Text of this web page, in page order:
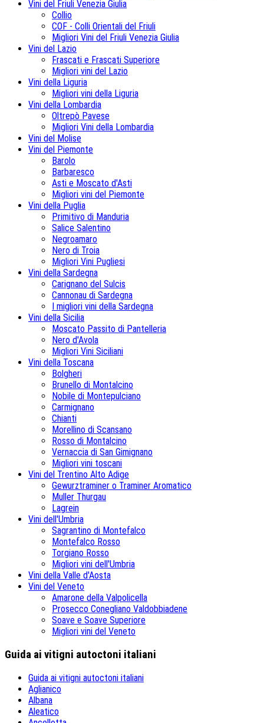
Vini del Friuli Venezia Giulia
Collio
COF - Colli Orientali del Friuli
Migliori Vini del Friuli Venezia Giulia
Vini del Lazio
Frascati e Frascati Superiore
Migliori vini del Lazio
Vini della Liguria
Migliori vini della Liguria
Vini della Lombardia
Oltrepò Pavese
Migliori Vini della Lombardia
Vini del Molise
Vini del Piemonte
Barolo
Barbaresco
Asti e Moscato d'Asti
Migliori vini del Piemonte
Vini della Puglia
Primitivo di Manduria
Salice Salentino
Negroamaro
Nero di Troia
Migliori Vini Pugliesi
Vini della Sardegna
Carignano del Sulcis
Cannonau di Sardegna
I migliori vini della Sardegna
Vini della Sicilia
Moscato Passito di Pantelleria
Nero d'Avola
Migliori Vini Siciliani
Vini della Toscana
Bolgheri
Brunello di Montalcino
Nobile di Montepulciano
Carmignano
Chianti
Morellino di Scansano
Rosso di Montalcino
Vernaccia di San Gimignano
Migliori vini toscani
Vini del Trentino Alto Adige
Gewurztraminer o Traminer Aromatico
Muller Thurgau
Lagrein
Vini dell'Umbria
Sagrantino di Montefalco
Montefalco Rosso
Torgiano Rosso
Migliori vini dell'Umbria
Vini della Valle d'Aosta
Vini del Veneto
Amarone della Valpolicella
Prosecco Conegliano Valdobbiadene
Soave e Soave Superiore
Migliori vini del Veneto
Guida ai vitigni autoctoni italiani
Guida ai vitigni autoctoni italiani
Aglianico
Albana
Aleatico